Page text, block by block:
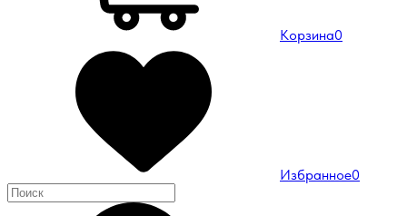
Корзина0
Избранное0